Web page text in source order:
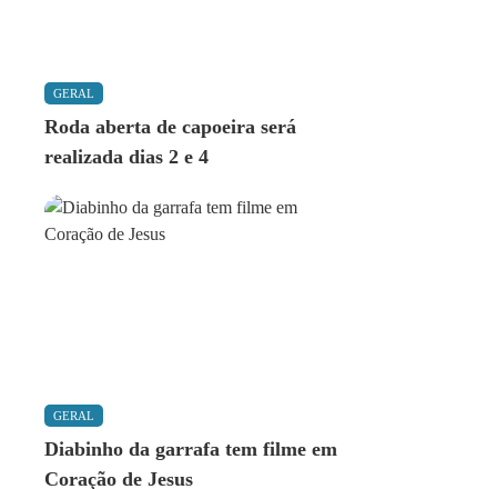
GERAL
Roda aberta de capoeira será
realizada dias 2 e 4
GERAL
Diabinho da garrafa tem filme em
Coração de Jesus